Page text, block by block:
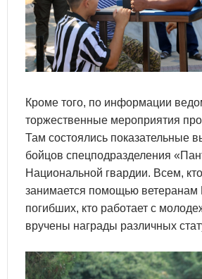
Кроме того, по информации
торжественные мероприятия
Там состоялись показательные
бойцов спецподразделения
Национальной гвардии. Всем,
занимается помощью
погибших, кто работает с
вручены награды различных